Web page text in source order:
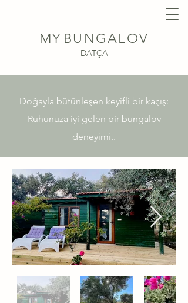
MY BUNGALOV
DATÇA
Doğayla bütünleşen keyifli bir kaçış:
Ruhunuza iyi gelen bir bungalov
deneyimi..